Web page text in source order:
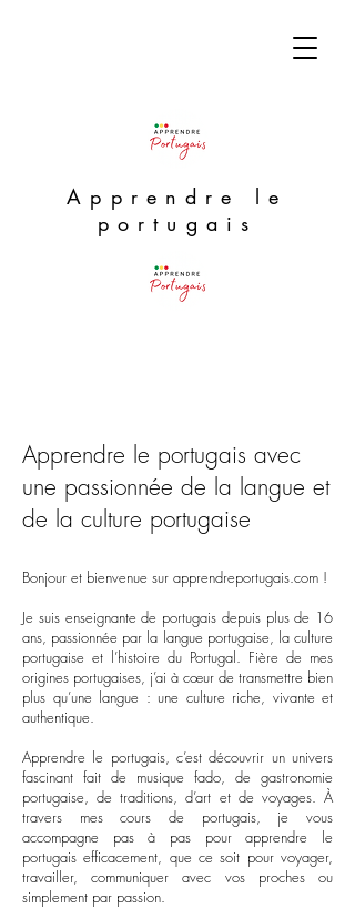
Apprendre le
portugais
Apprendre le portugais avec
une passionnée de la langue et
de la culture portugaise
Bonjour et bienvenue sur apprendreportugais.com !
Je suis enseignante de portugais depuis plus de 16
ans, passionnée par la langue portugaise, la culture
portugaise et l’histoire du Portugal. Fière de mes
origines portugaises, j’ai à cœur de transmettre bien
plus qu’une langue : une culture riche, vivante et
authentique.
Apprendre le portugais, c’est découvrir un univers
fascinant fait de musique fado, de gastronomie
portugaise, de traditions, d’art et de voyages. À
travers mes cours de portugais, je vous
accompagne pas à pas pour apprendre le
portugais efficacement, que ce soit pour voyager,
travailler, communiquer avec vos proches ou
simplement par passion.